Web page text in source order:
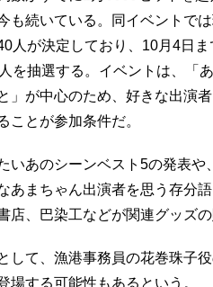
も続いている。同イベントでは
人が決定しており、10月4日ま
を抽選する。イベントは、「
」が中心のため、好きな出演
ことが参加条件だ。
いあのシーンベスト5の発表や
あまちゃん出演者を思う存分
店、巴染工などが関連グッズの
して、漁港事務員の花巻珠子
場する可能性もあるという。